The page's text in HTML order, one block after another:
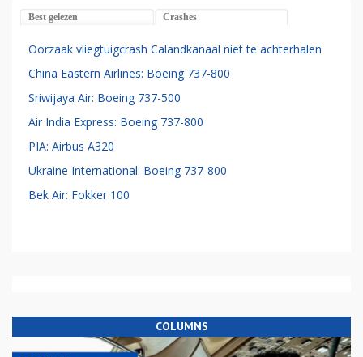
Best gelezen Crashes
Oorzaak vliegtuigcrash Calandkanaal niet te achterhalen
China Eastern Airlines: Boeing 737-800
Sriwijaya Air: Boeing 737-500
Air India Express: Boeing 737-800
PIA: Airbus A320
Ukraine International: Boeing 737-800
Bek Air: Fokker 100
COLUMNS